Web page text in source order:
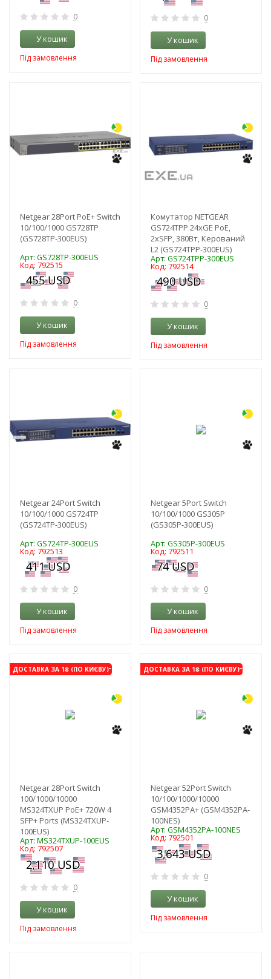
0
У кошик
Під замовлення
0
У кошик
Під замовлення
Netgear 28Port PoE+ Switch
10/100/1000 GS728TP
(GS728TP-300EUS)
Арт: GS728TP-300EUS
Код: 792515
0
У кошик
Під замовлення
Комутатор NETGEAR
GS724TPP 24xGE PoE,
2xSFP, 380Вт, Керований
L2 (GS724TPP-300EUS)
Арт: GS724TPP-300EUS
Код: 792514
0
У кошик
Під замовлення
Netgear 24Port Switch
10/100/1000 GS724TP
(GS724TP-300EUS)
Арт: GS724TP-300EUS
Код: 792513
0
У кошик
Під замовлення
Netgear 5Port Switch
10/100/1000 GS305P
(GS305P-300EUS)
Арт: GS305P-300EUS
Код: 792511
0
У кошик
Під замовлення
ДОСТАВКА ЗА 1₴ (ПО КИЄВУ)-3%
Netgear 28Port Switch
100/1000/10000
MS324TXUP PoE+ 720W 4
SFP+ Ports (MS324TXUP-
100EUS)
Арт: MS324TXUP-100EUS
Код: 792507
0
У кошик
Під замовлення
ДОСТАВКА ЗА 1₴ (ПО КИЄВУ)-3%
Netgear 52Port Switch
10/100/1000/10000
GSM4352PA+ (GSM4352PA-
100NES)
Арт: GSM4352PA-100NES
Код: 792501
0
У кошик
Під замовлення